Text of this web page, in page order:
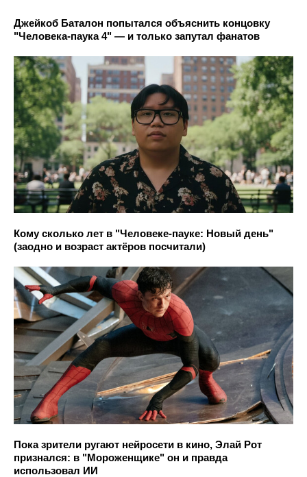
Джейкоб Баталон попытался объяснить концовку
"Человека-паука 4" — и только запутал фанатов
Кому сколько лет в "Человеке-пауке: Новый день"
(заодно и возраст актёров посчитали)
Пока зрители ругают нейросети в кино, Элай Рот
признался: в "Мороженщике" он и правда
использовал ИИ